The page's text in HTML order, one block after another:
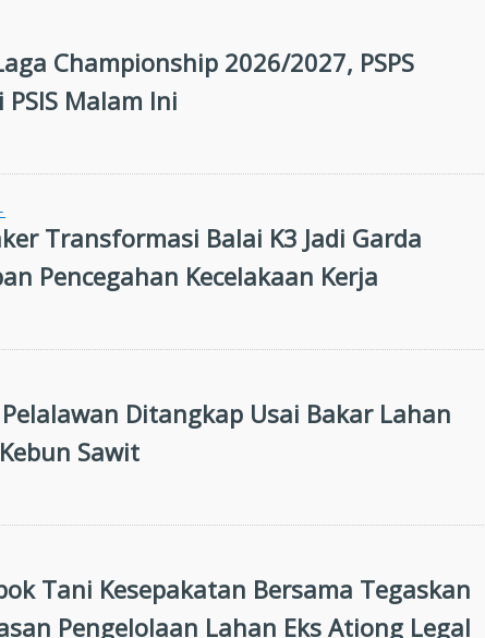
Championship 2026/2027, PSPS
PSIS Malam Ini
Transformasi Balai K3 Jadi Garda
Pencegahan Kecelakaan Kerja
Ditangkap Usai Bakar Lahan
Sawit
Tani Kesepakatan Bersama Tegaskan
Pengelolaan Lahan Eks Ationg Legal